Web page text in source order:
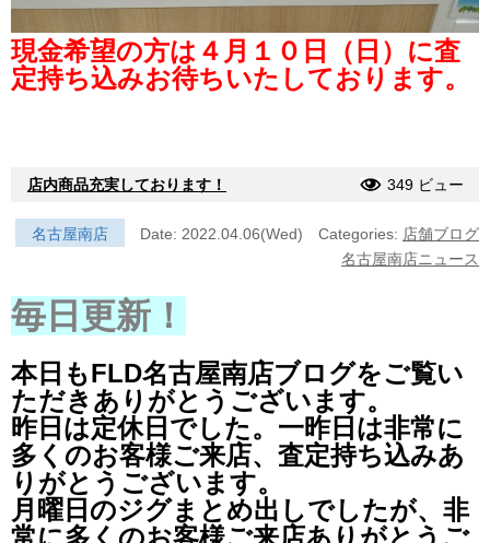
現金希望の方は４月１０日（日）に査
定持ち込みお待ちいたしております。
店内商品充実しております！ 349 ビュー
名古屋南店 Date: 2022.04.06(Wed) Categories: 店舗ブログ
名古屋南店ニュース
毎日更新！
本日もFLD名古屋南店ブログをご覧い
ただきありがとうございます。
昨日は定休日でした。一昨日は非常に
多くのお客様ご来店、査定持ち込みあ
りがとうございます。
月曜日のジグまとめ出しでしたが、非
常に多くのお客様ご来店ありがとうご